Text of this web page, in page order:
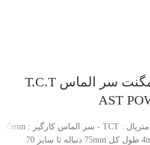
گردبر مخصوص دریل مگنت سر الماس T.C.T
ساخت : چین تحت لیسانس : آلمان متریال : TCT - سر الماس کارگیر : 35mm
برند : ASTPOWER ضخامت لبه 4mm طول کل 75mm دنباله تا سایز 70